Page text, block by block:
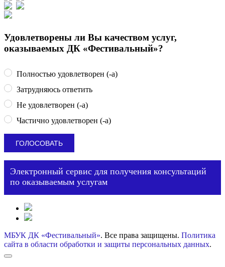
Удовлетворены ли Вы качеством услуг,
оказываемых ДК «Фестивальный»?
Полностью удовлетворен (-а)
Затрудняюсь ответить
Не удовлетворен (-а)
Частично удовлетворен (-а)
Электронный сервис для получения консультаций
по оказываемым услугам
МБУК ДК «Фестивальный». Все права защищены. Политика
сайта в области обработки и защиты персональных данных.